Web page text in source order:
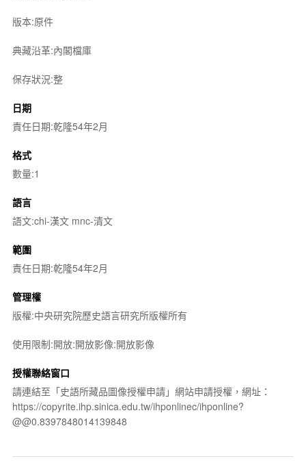
版本:原件
典藏沿革:內閣檔庫
保存狀況:整
日期
責任日期:乾隆54年2月
格式
數量:1
語言
語文:chi-漢文 mnc-清文
範圍
責任日期:乾隆54年2月
管理權
版權:中央研究院歷史語言研究所版權所有
使用限制:開放:開放影像:開放影像
授權聯絡窗口
請連結至「史語所藏品圖像授權申請」網站申請授權，網址：
https://copyrite.ihp.sinica.edu.tw/ihponlinec/ihponline?
@@0.8397848014139848